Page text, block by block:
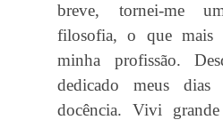
breve, tornei-me
filosofia, o que mais
minha profissão.
dedicado meus
docência. Vivi